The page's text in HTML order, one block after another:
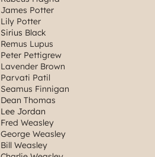
James Potter
Lily Potter
Sirius Black
Remus Lupus
Peter Pettigrew
Lavender Brown
Parvati Patil
Seamus Finnigan
Dean Thomas
Lee Jordan
Fred Weasley
George Weasley
Bill Weasley